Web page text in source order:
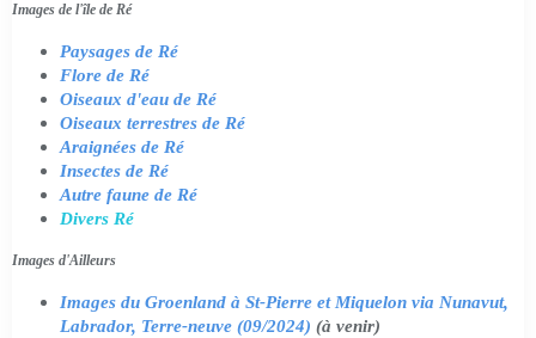
Images de l'île de Ré
Paysages de Ré
Flore de Ré
Oiseaux d'eau de Ré
Oiseaux terrestres de Ré
Araignées de Ré
Insectes de Ré
Autre faune de Ré
Divers Ré
Images d'Ailleurs
Images du Groenland à St-Pierre et Miquelon via Nunavut,
Labrador, Terre-neuve (09/2024) (à venir)